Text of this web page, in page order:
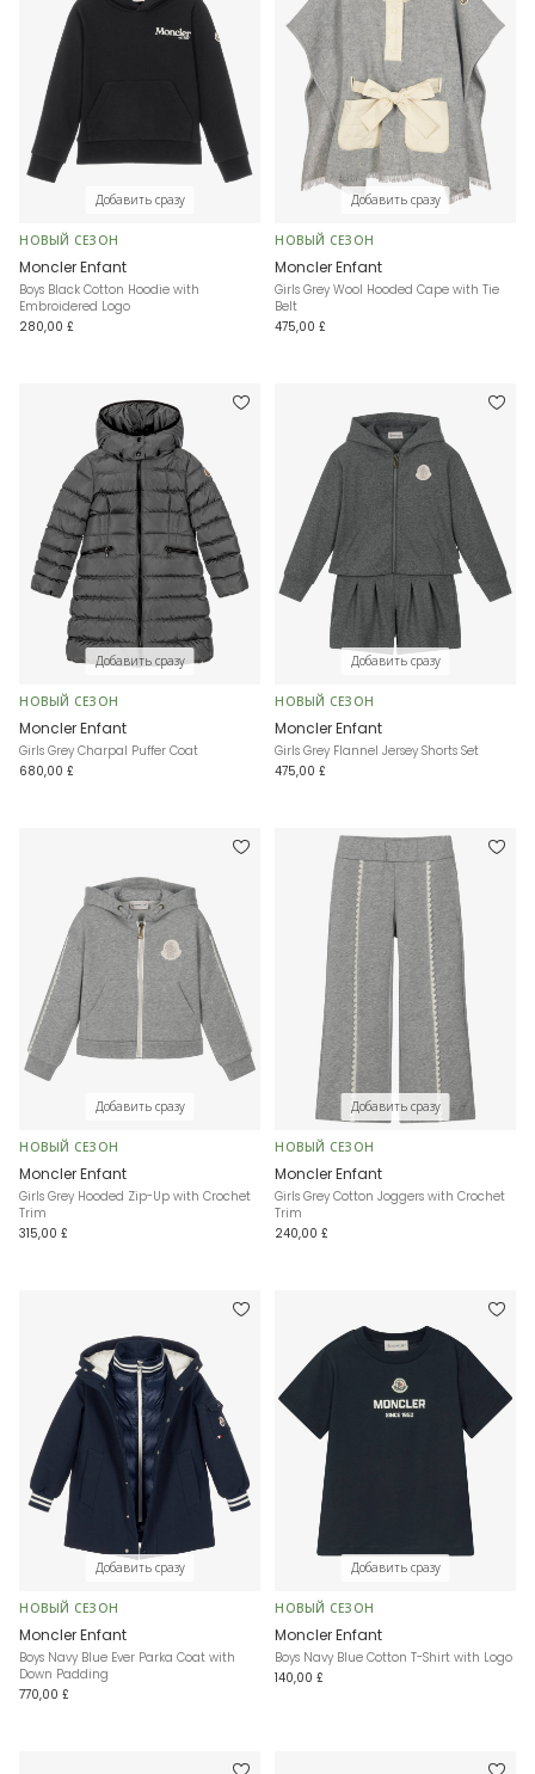
Добавить сразу
НОВЫЙ СЕЗОН
Moncler Enfant
Boys Black Cotton Hoodie with
Embroidered Logo
280,00 £
Добавить сразу
НОВЫЙ СЕЗОН
Moncler Enfant
Girls Grey Wool Hooded Cape with Tie
Belt
475,00 £
Добавить сразу
НОВЫЙ СЕЗОН
Moncler Enfant
Girls Grey Charpal Puffer Coat
680,00 £
Добавить сразу
НОВЫЙ СЕЗОН
Moncler Enfant
Girls Grey Flannel Jersey Shorts Set
475,00 £
Добавить сразу
НОВЫЙ СЕЗОН
Moncler Enfant
Girls Grey Hooded Zip-Up with Crochet
Trim
315,00 £
Добавить сразу
НОВЫЙ СЕЗОН
Moncler Enfant
Girls Grey Cotton Joggers with Crochet
Trim
240,00 £
Добавить сразу
НОВЫЙ СЕЗОН
Moncler Enfant
Boys Navy Blue Ever Parka Coat with
Down Padding
770,00 £
Добавить сразу
НОВЫЙ СЕЗОН
Moncler Enfant
Boys Navy Blue Cotton T-Shirt with Logo
140,00 £